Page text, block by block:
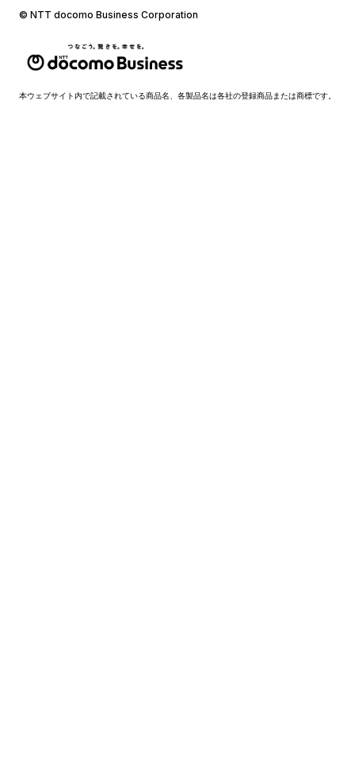
© NTT docomo Business Corporation
本ウェブサイト内で記載されている商品名、各製品名は各社の登録商品または商標です。